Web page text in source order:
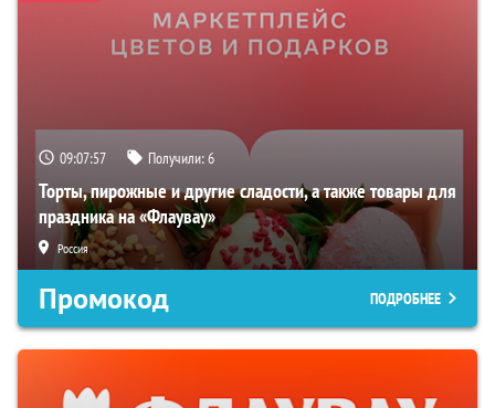
09:07:56 Получили:6
Торты, пирожные и другие сладости, а также товары для
праздника на «Флаувау»
Россия
Промокод ПОДРОБНЕЕ